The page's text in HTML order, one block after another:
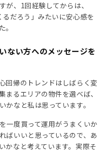
が、1回経験してからは、
るだろう」みたいに安心感を
ない方へのメッセージを
回帰のトレンドはしばらく変
まるエリアの物件を選べば、
かなと私は思っています。
一度買って運用がうまくいか
ばいいと思っているので、あ
かなと考えています。実際そ